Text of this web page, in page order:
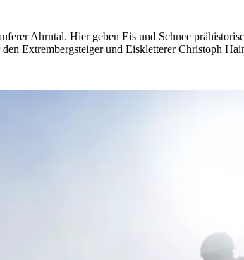
Ahrntal. Hier geben Eis und Schnee
Extrembergsteiger und Eiskletterer Christoph